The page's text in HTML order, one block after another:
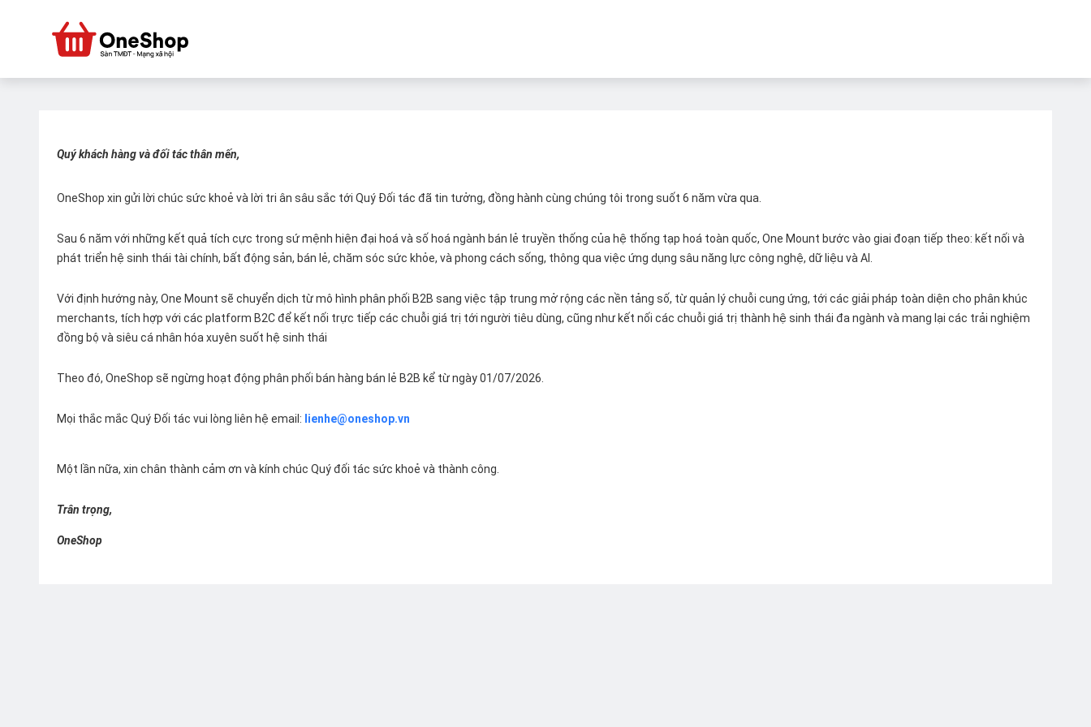
Quý khách hàng và đối tác thân mến,
OneShop xin gửi lời chúc sức khoẻ và lời tri ân sâu sắc tới Quý Đối tác đã tin tưởng, đồng hành cùng chúng tôi trong suốt 6 năm vừa qua.
Sau 6 năm với những kết quả tích cực trong sứ mệnh hiện đại hoá và số hoá ngành bán lẻ truyền thống của hệ thống tạp hoá toàn quốc, One Mount bước vào giai đoạn tiếp theo: kết nối và
phát triển hệ sinh thái tài chính, bất động sản, bán lẻ, chăm sóc sức khỏe, và phong cách sống, thông qua việc ứng dụng sâu năng lực công nghệ, dữ liệu và AI.
Với định hướng này, One Mount sẽ chuyển dịch từ mô hình phân phối B2B sang việc tập trung mở rộng các nền tảng số, từ quản lý chuỗi cung ứng, tới các giải pháp toàn diện cho phân khúc
merchants, tích hợp với các platform B2C để kết nối trực tiếp các chuỗi giá trị tới người tiêu dùng, cũng như kết nối các chuỗi giá trị thành hệ sinh thái đa ngành và mang lại các trải nghiệm
đồng bộ và siêu cá nhân hóa xuyên suốt hệ sinh thái
Theo đó, OneShop sẽ ngừng hoạt động phân phối bán hàng bán lẻ B2B kể từ ngày 01/07/2026.
Mọi thắc mắc Quý Đối tác vui lòng liên hệ email: lienhe@oneshop.vn
Một lần nữa, xin chân thành cảm ơn và kính chúc Quý đối tác sức khoẻ và thành công.
Trân trọng,
OneShop